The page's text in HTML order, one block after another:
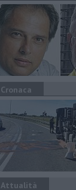
Cronaca
Attualità